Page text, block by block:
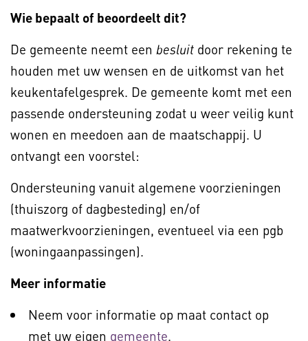
Wie bepaalt of beoordeelt dit?
De gemeente neemt een besluit door rekening te
houden met uw wensen en de uitkomst van het
keukentafelgesprek. De gemeente komt met een
passende ondersteuning zodat u weer veilig kunt
wonen en meedoen aan de maatschappij. U
ontvangt een voorstel:
Ondersteuning vanuit algemene voorzieningen
(thuiszorg of dagbesteding) en/of
maatwerkvoorzieningen, eventueel via een pgb
(woningaanpassingen).
Meer informatie
Neem voor informatie op maat contact op
met uw eigen gemeente.